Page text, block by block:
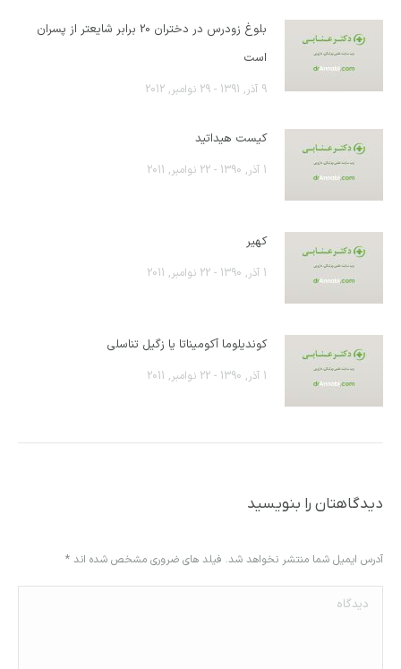
بلوغ زودرس در دختران 20 برابر شایعتر از پسران
است
9 آذر, 1391 - 29 نوامبر, 2012
کیست هیداتید
1 آذر, 1390 - 22 نوامبر, 2011
کهیر
1 آذر, 1390 - 22 نوامبر, 2011
کوندیلوما آکومیناتا یا زگیل تناسلی
1 آذر, 1390 - 22 نوامبر, 2011
دیدگاهتان را بنویسید
آدرس ایمیل شما منتشر نخواهد شد. فیلد های ضروری مشخص شده اند *
دیدگاه